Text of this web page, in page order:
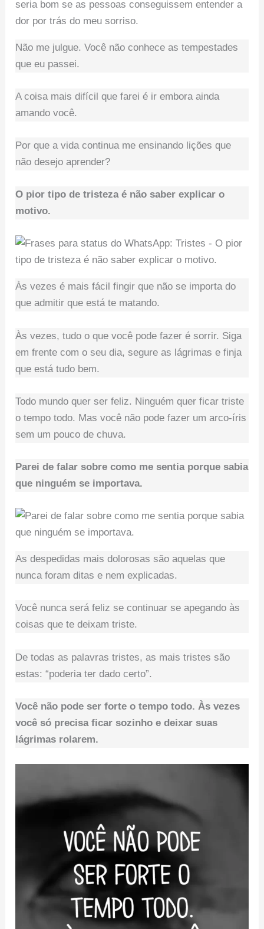
Não me julgue. Você não conhece as tempestades
que eu passei.
A coisa mais difícil que farei é ir embora ainda
amando você.
Por que a vida continua me ensinando lições que
não desejo aprender?
O pior tipo de tristeza é não saber explicar o
motivo.
Às vezes é mais fácil fingir que não se importa do
que admitir que está te matando.
Às vezes, tudo o que você pode fazer é sorrir. Siga
em frente com o seu dia, segure as lágrimas e finja
que está tudo bem.
Todo mundo quer ser feliz. Ninguém quer ficar triste
o tempo todo. Mas você não pode fazer um arco-íris
sem um pouco de chuva.
Parei de falar sobre como me sentia porque sabia
que ninguém se importava.
As despedidas mais dolorosas são aquelas que
nunca foram ditas e nem explicadas.
Você nunca será feliz se continuar se apegando às
coisas que te deixam triste.
De todas as palavras tristes, as mais tristes são
estas: “poderia ter dado certo”.
Você não pode ser forte o tempo todo. Às vezes
você só precisa ficar sozinho e deixar suas
lágrimas rolarem.